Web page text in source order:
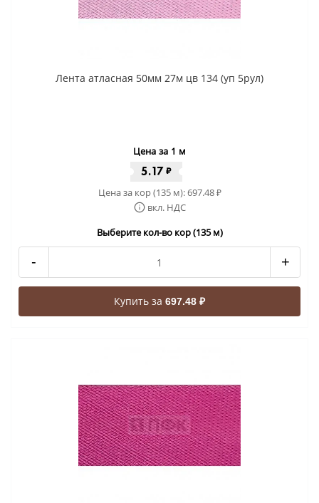
Лента атласная 50мм 27м цв 134 (уп 5рул)
Цена за 1 м
5.17 ₽
Цена за кор (135 м):697.48₽
вкл. НДС
Выберите кол-во кор (135 м)
- +
Купить за 697.48 ₽